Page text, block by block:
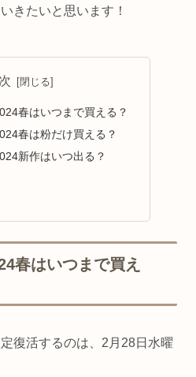
きたいと思います！
春はいつまで買える？
春は粉だけ買える？
新作はいつ出る？
春はいつまで買え
復活するのは、2月28日水曜